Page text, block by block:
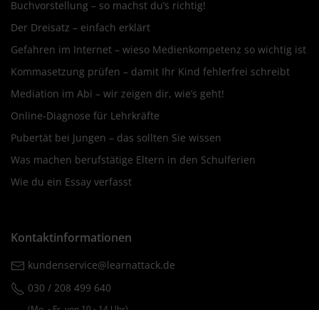
Buchvorstellung – so machst du’s richtig!
Der Dreisatz – einfach erklärt
Gefahren im Internet – wieso Medienkompetenz so wichtig ist
Kommasetzung prüfen – damit Ihr Kind fehlerfrei schreibt
Mediation im Abi – wir zeigen dir, wie’s geht!
Online-Diagnose für Lehrkräfte
Pubertät bei Jungen – das sollten Sie wissen
Was machen berufstätige Eltern in den Schulferien
Wie du ein Essay verfasst
Kontaktinformationen
kundenservice@learnattack.de
030 / 208 499 640